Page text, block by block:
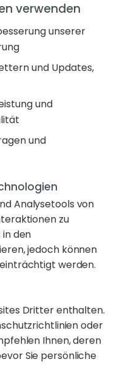
verwenden
unserer
und Updates,
und
und
Analysetools von
zu
in den
jedoch können
werden.
Dritter enthalten.
oder
Ihnen, deren
Sie persönliche